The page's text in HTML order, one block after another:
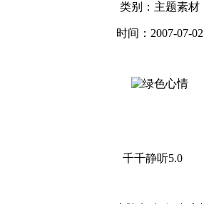
类别：主题素材
时间：2007-07-02
千千静听5.0